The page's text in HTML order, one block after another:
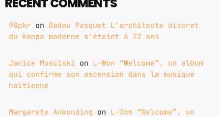
98pkr on Dadou Pasquet L’architecte discret
du Konpa moderne s’éteint à 72 ans
Janice Mosciski on L-Won “Welcome”, un album
qui confirme son ascension dans la musique
haïtienne
Margarete Ankunding on L-Won “Welcome”, un